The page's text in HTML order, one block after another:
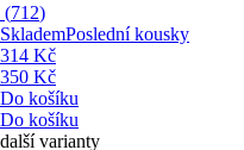
(712)
SklademPoslední kousky
314 Kč
350 Kč
Do košíku
Do košíku
další varianty